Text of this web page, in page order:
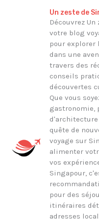
Un zeste de
Découvrez
votre blog
pour explorer
dans une
travers des
conseils
découvertes
Que vous
gastronomie,
quête de
voyage sur
alimenter
vos
Singapour,
pour des
itinéraires
adresses
Rechercher